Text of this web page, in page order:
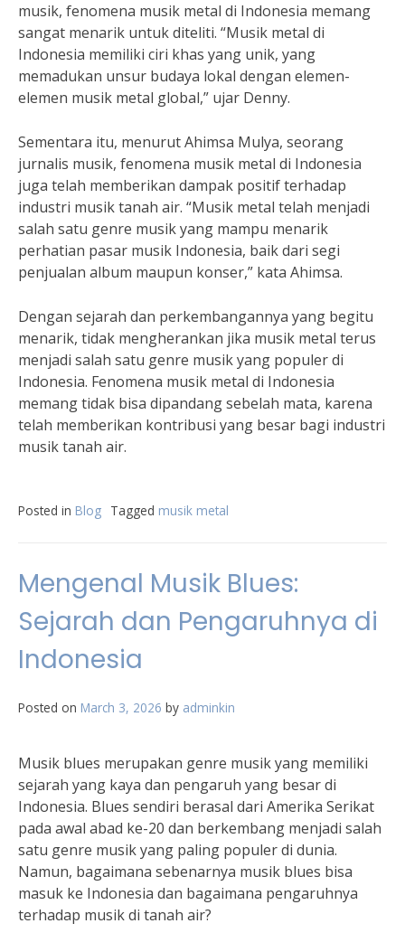
musik, fenomena musik metal di Indonesia memang
sangat menarik untuk diteliti. “Musik metal di
Indonesia memiliki ciri khas yang unik, yang
memadukan unsur budaya lokal dengan elemen-
elemen musik metal global,” ujar Denny.
Sementara itu, menurut Ahimsa Mulya, seorang
jurnalis musik, fenomena musik metal di Indonesia
juga telah memberikan dampak positif terhadap
industri musik tanah air. “Musik metal telah menjadi
salah satu genre musik yang mampu menarik
perhatian pasar musik Indonesia, baik dari segi
penjualan album maupun konser,” kata Ahimsa.
Dengan sejarah dan perkembangannya yang begitu
menarik, tidak mengherankan jika musik metal terus
menjadi salah satu genre musik yang populer di
Indonesia. Fenomena musik metal di Indonesia
memang tidak bisa dipandang sebelah mata, karena
telah memberikan kontribusi yang besar bagi industri
musik tanah air.
Posted in Blog Tagged musik metal
Mengenal Musik Blues:
Sejarah dan Pengaruhnya di
Indonesia
Posted on March 3, 2026 by adminkin
Musik blues merupakan genre musik yang memiliki
sejarah yang kaya dan pengaruh yang besar di
Indonesia. Blues sendiri berasal dari Amerika Serikat
pada awal abad ke-20 dan berkembang menjadi salah
satu genre musik yang paling populer di dunia.
Namun, bagaimana sebenarnya musik blues bisa
masuk ke Indonesia dan bagaimana pengaruhnya
terhadap musik di tanah air?